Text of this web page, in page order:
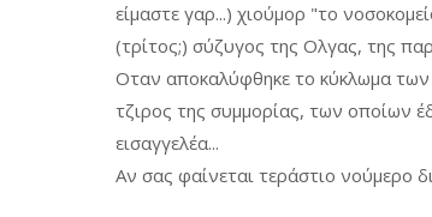
είμαστε γαρ...) χιούμορ "το
(τρίτος;) σύζυγος της Ολγας, της
Οταν αποκαλύφθηκε το κύκλωμα των
τζιρος της συμμορίας, των οποίων
εισαγγελέα...
Αν σας φαίνεται τεράστιο νούμερο